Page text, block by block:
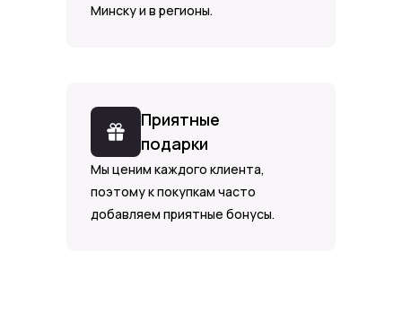
Приятные
подарки
Мы ценим каждого клиента,
поэтому к покупкам часто
добавляем приятные бонусы.
Минску и в регионы.